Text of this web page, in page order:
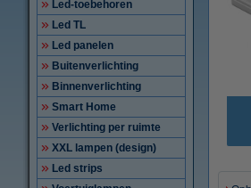
Led-toebehoren
Led TL
Led panelen
Buitenverlichting
Binnenverlichting
Smart Home
Verlichting per ruimte
XXL lampen (design)
Led strips